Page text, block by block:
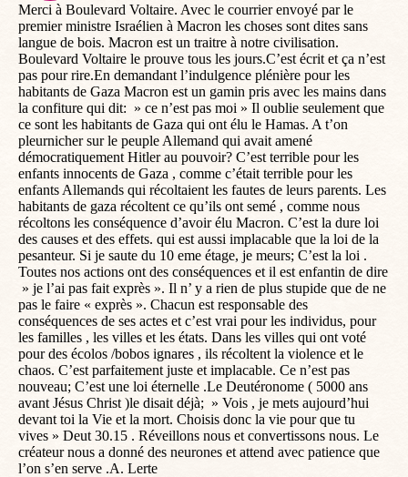
Merci à Boulevard Voltaire. Avec le courrier envoyé par le
premier ministre Israélien à Macron les choses sont dites sans
langue de bois. Macron est un traitre à notre civilisation.
Boulevard Voltaire le prouve tous les jours.C’est écrit et ça n’est
pas pour rire.En demandant l’indulgence plénière pour les
habitants de Gaza Macron est un gamin pris avec les mains dans
la confiture qui dit: » ce n’est pas moi » Il oublie seulement que
ce sont les habitants de Gaza qui ont élu le Hamas. A t’on
pleurnicher sur le peuple Allemand qui avait amené
démocratiquement Hitler au pouvoir? C’est terrible pour les
enfants innocents de Gaza , comme c’était terrible pour les
enfants Allemands qui récoltaient les fautes de leurs parents. Les
habitants de gaza récoltent ce qu’ils ont semé , comme nous
récoltons les conséquence d’avoir élu Macron. C’est la dure loi
des causes et des effets. qui est aussi implacable que la loi de la
pesanteur. Si je saute du 10 eme étage, je meurs; C’est la loi .
Toutes nos actions ont des conséquences et il est enfantin de dire
» je l’ai pas fait exprès ». Il n’ y a rien de plus stupide que de ne
pas le faire « exprès ». Chacun est responsable des
conséquences de ses actes et c’est vrai pour les individus, pour
les familles , les villes et les états. Dans les villes qui ont voté
pour des écolos /bobos ignares , ils récoltent la violence et le
chaos. C’est parfaitement juste et implacable. Ce n’est pas
nouveau; C’est une loi éternelle .Le Deutéronome ( 5000 ans
avant Jésus Christ )le disait déjà; » Vois , je mets aujourd’hui
devant toi la Vie et la mort. Choisis donc la vie pour que tu
vives » Deut 30.15 . Réveillons nous et convertissons nous. Le
créateur nous a donné des neurones et attend avec patience que
l’on s’en serve .A. Lerte